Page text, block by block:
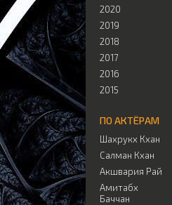
2020
2019
2018
2017
2016
2015
ПО АКТЁРАМ
Шахрукх Кхан
Салман Кхан
Акшвария Рай
Амитабх
Баччан